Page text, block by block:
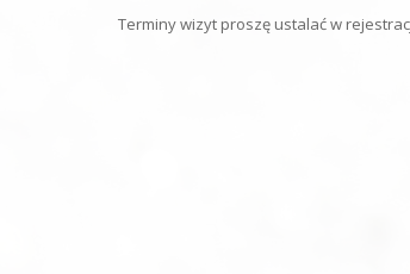
Terminy wizyt proszę ustalać w